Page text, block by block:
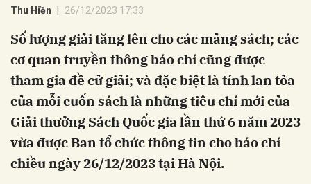
Thu Hiền 26/12/2023 17:33
Số lượng giải tăng lên cho các mảng sách; các
cơ quan truyền thông báo chí cũng được
tham gia đề cử giải; và đặc biệt là tính lan tỏa
của mỗi cuốn sách là những tiêu chí mới của
Giải thưởng Sách Quốc gia lần thứ 6 năm 2023
vừa được Ban tổ chức thông tin cho báo chí
chiều ngày 26/12/2023 tại Hà Nội.
Hủy Gửi